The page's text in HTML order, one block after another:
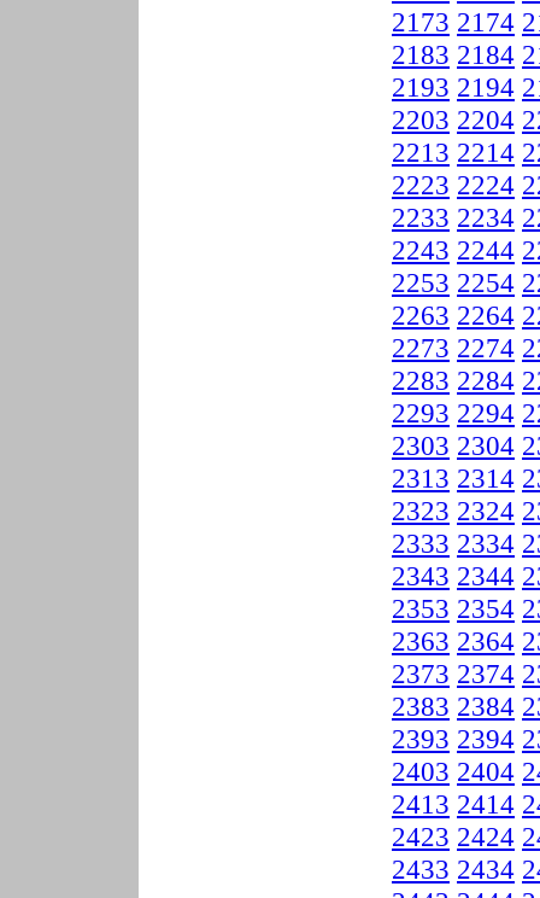
2173 2174
2183 2184
2193 2194
2203 2204
2213 2214
2223 2224
2233 2234
2243 2244
2253 2254
2263 2264
2273 2274
2283 2284
2293 2294
2303 2304
2313 2314
2323 2324
2333 2334
2343 2344
2353 2354
2363 2364
2373 2374
2383 2384
2393 2394
2403 2404
2413 2414
2423 2424
2433 2434